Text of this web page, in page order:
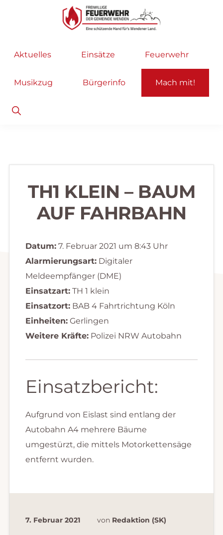
Hauptnavigation
Feuerwehr
helfen
selbstverständlich!
Aktuelles Einsätze Feuerwehr
Musikzug Bürgerinfo Mach mit!
Show
Search
TH1 KLEIN – BAUM
AUF FAHRBAHN
Datum:7. Februar 2021 um 8:43 Uhr
Alarmierungsart:Digitaler
Meldeempfänger (DME)
Einsatzart:TH 1 klein
Einsatzort:BAB 4 Fahrtrichtung Köln
Einheiten:Gerlingen
Weitere Kräfte:Polizei NRW Autobahn
Einsatzbericht:
Aufgrund von Eislast sind entlang der
Autobahn A4 mehrere Bäume
umgestürzt, die mittels Motorkettensäge
entfernt wurden.
7. Februar 2021 von Redaktion (SK)